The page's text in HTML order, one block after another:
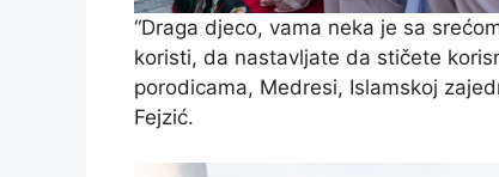
“Draga djeco, vama neka je sa
koristi, da nastavljate da stičete
porodicama, Medresi, Islamskoj
Fejzić.